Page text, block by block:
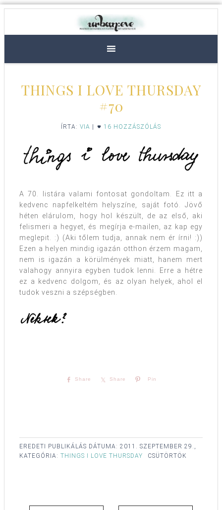
THINGS I LOVE THURSDAY
#70
ÍRTA: VIA 16 HOZZÁSZÓLÁS
A 70. listára valami fontosat gondoltam. Ez itt a
kedvenc napfelkeltém helyszíne, saját fotó. Jövő
héten elárulom, hogy hol készült, de az első, aki
felismeri a hegyet, és megírja e-mailen, az kap egy
meglepit. :) (Aki tőlem tudja, annak nem ér írni! :))
Ezen a helyen mindig igazán otthon érzem magam,
nem is igazán a körülmények miatt, hanem mert
valahogy annyira egyben tudok lenni. Erre a hétre
ez a kedvenc dolgom, és az olyan helyek, ahol el
tudok veszni a szépségben.
Share Share Pin
EREDETI PUBLIKÁLÁS DÁTUMA: 2011. SZEPTEMBER 29.,
CSÜTÖRTÖK
KATEGÓRIA: THINGS I LOVE THURSDAY